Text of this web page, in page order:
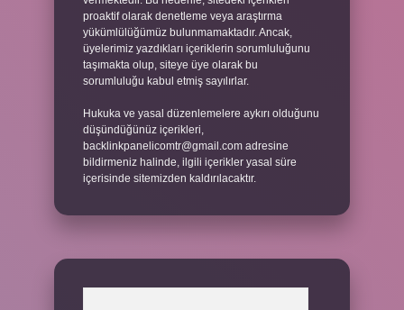
proaktif olarak denetleme veya araştırma
yükümlülüğümüz bulunmamaktadır. Ancak,
üyelerimiz yazdıkları içeriklerin sorumluluğunu
taşımakta olup, siteye üye olarak bu
sorumluluğu kabul etmiş sayılırlar.
Hukuka ve yasal düzenlemelere aykırı olduğunu
düşündüğünüz içerikleri,
backlinkpanelicomtr@gmail.com adresine
bildirmeniz halinde, ilgili içerikler yasal süre
içerisinde sitemizden kaldırılacaktır.